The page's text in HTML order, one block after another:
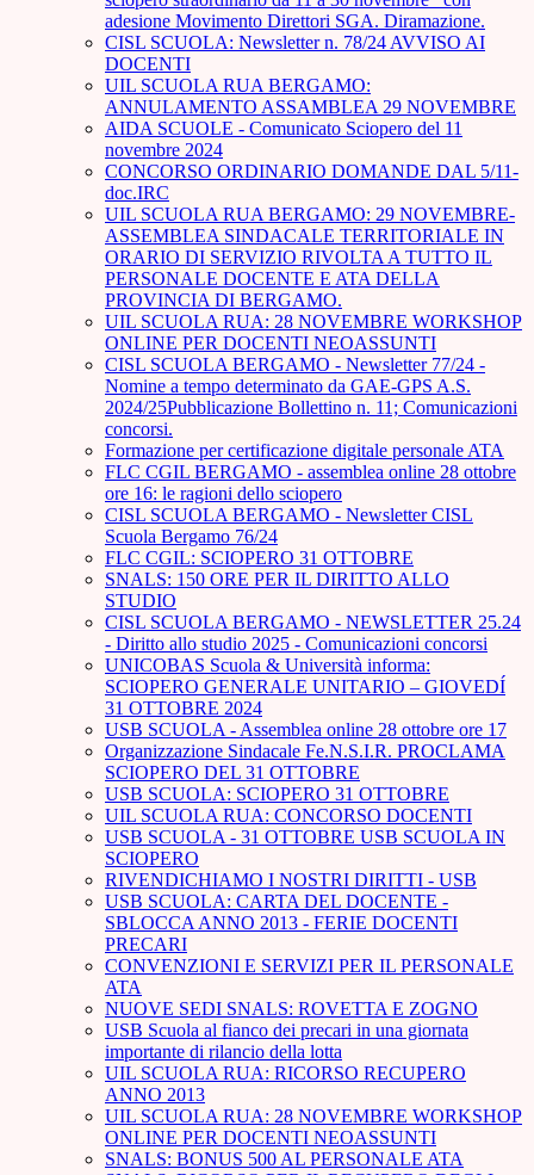
adesione Movimento Direttori SGA. Diramazione.
CISL SCUOLA: Newsletter n. 78/24 AVVISO AI
DOCENTI
UIL SCUOLA RUA BERGAMO:
ANNULAMENTO ASSAMBLEA 29 NOVEMBRE
AIDA SCUOLE - Comunicato Sciopero del 11
novembre 2024
CONCORSO ORDINARIO DOMANDE DAL 5/11-
doc.IRC
UIL SCUOLA RUA BERGAMO: 29 NOVEMBRE-
ASSEMBLEA SINDACALE TERRITORIALE IN
ORARIO DI SERVIZIO RIVOLTA A TUTTO IL
PERSONALE DOCENTE E ATA DELLA
PROVINCIA DI BERGAMO.
UIL SCUOLA RUA: 28 NOVEMBRE WORKSHOP
ONLINE PER DOCENTI NEOASSUNTI
CISL SCUOLA BERGAMO - Newsletter 77/24 -
Nomine a tempo determinato da GAE-GPS A.S.
2024/25Pubblicazione Bollettino n. 11; Comunicazioni
concorsi.
Formazione per certificazione digitale personale ATA
FLC CGIL BERGAMO - assemblea online 28 ottobre
ore 16: le ragioni dello sciopero
CISL SCUOLA BERGAMO - Newsletter CISL
Scuola Bergamo 76/24
FLC CGIL: SCIOPERO 31 OTTOBRE
SNALS: 150 ORE PER IL DIRITTO ALLO
STUDIO
CISL SCUOLA BERGAMO - NEWSLETTER 25.24
- Diritto allo studio 2025 - Comunicazioni concorsi
UNICOBAS Scuola & Università informa:
SCIOPERO GENERALE UNITARIO – GIOVEDÍ
31 OTTOBRE 2024
USB SCUOLA - Assemblea online 28 ottobre ore 17
Organizzazione Sindacale Fe.N.S.I.R. PROCLAMA
SCIOPERO DEL 31 OTTOBRE
USB SCUOLA: SCIOPERO 31 OTTOBRE
UIL SCUOLA RUA: CONCORSO DOCENTI
USB SCUOLA - 31 OTTOBRE USB SCUOLA IN
SCIOPERO
RIVENDICHIAMO I NOSTRI DIRITTI - USB
USB SCUOLA: CARTA DEL DOCENTE -
SBLOCCA ANNO 2013 - FERIE DOCENTI
PRECARI
CONVENZIONI E SERVIZI PER IL PERSONALE
ATA
NUOVE SEDI SNALS: ROVETTA E ZOGNO
USB Scuola al fianco dei precari in una giornata
importante di rilancio della lotta
UIL SCUOLA RUA: RICORSO RECUPERO
ANNO 2013
UIL SCUOLA RUA: 28 NOVEMBRE WORKSHOP
ONLINE PER DOCENTI NEOASSUNTI
SNALS: BONUS 500 AL PERSONALE ATA